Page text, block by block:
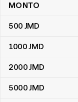
Tabla de conversión
MONTO
500 JMD
1000JMD
2000JMD
5000JMD